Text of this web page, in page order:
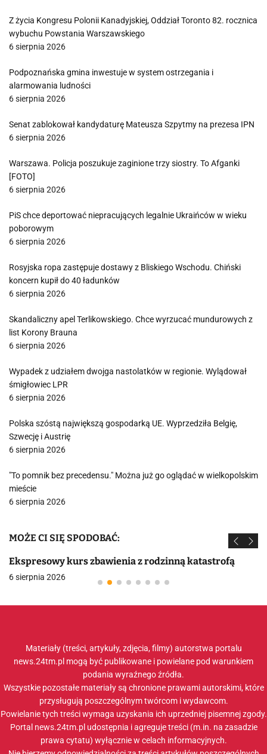
Z życia Kongresu Polonii Kanadyjskiej, Oddział Toronto 82. rocznica
wybuchu Powstania Warszawskiego
6 sierpnia 2026
Podpoznańska gmina inwestuje w system ostrzegania i
alarmowania ludności
6 sierpnia 2026
Senat zablokował kandydaturę Mateusza Szpytmy na prezesa IPN
6 sierpnia 2026
Warszawa. Policja poszukuje zaginione trzy siostry. To Afganki
[FOTO]
6 sierpnia 2026
PiS chce deportować niepracujących legalnie Ukraińców w wieku
poborowym
6 sierpnia 2026
Rosyjska ropa zastępuje dostawy z Bliskiego Wschodu. Chiński
koncern kupił do 40 ładunków
6 sierpnia 2026
Skandaliczny apel Terlikowskiego. Chce wyrzucać mundurowych z
list Korony Brauna
6 sierpnia 2026
Wypadek z udziałem dwojga nastolatków w regionie. Wylądował
śmigłowiec LPR
6 sierpnia 2026
Polska szóstą największą gospodarką UE. Wyprzedziła Belgię,
Szwecję i Austrię
6 sierpnia 2026
"To pomnik bez precedensu." Można już go oglądać w wielkopolskim
mieście
6 sierpnia 2026
MOŻE CI SIĘ SPODOBAĆ:
Ekspresowy kurs zbawienia z rodzinną katastrofą
6 sierpnia 2026
Materiały (treści, artykuły, zdjęcia, filmy) autorstwa portalu
news.24tm.pl mogą być publikowane i powielane pod warunkiem
podania wyraźnego źródła.
Wszystkie pozostałe materiały są chronione prawami autorskimi, które
przysługują poszczególnym twórcom i wydawcom.
Powielanie tych treści wymaga uzyskania ich uprzedniej pisemnej zgody.
Portal news.24tm.pl udostępnia i agreguje treści (m.in. na zasadzie
prawa cytatu) wyłącznie w celach informacyjnych.